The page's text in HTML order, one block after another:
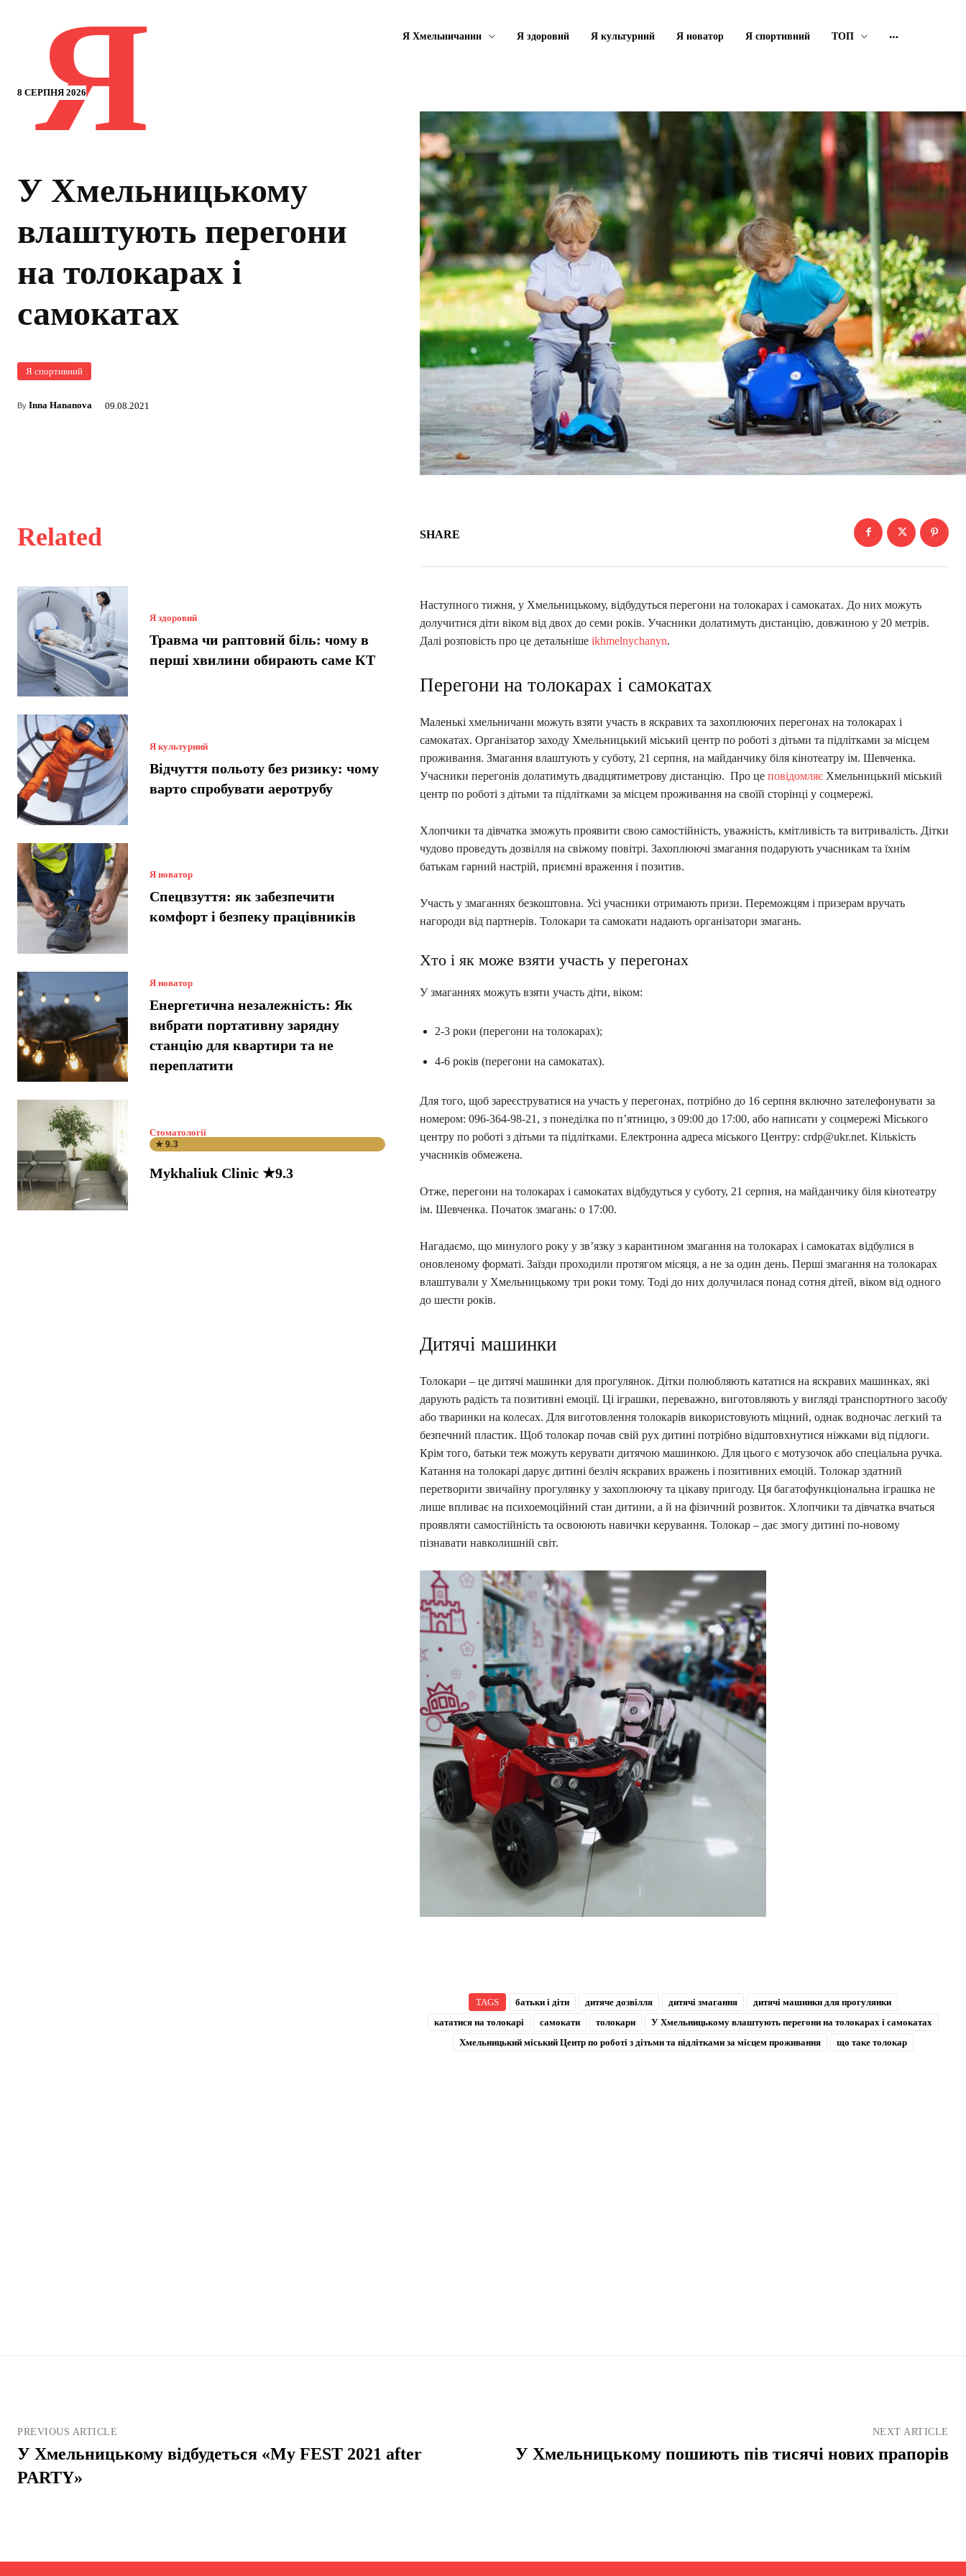
8 СЕРПНЯ 2026
Я Я Хмельничанин Я здоровий Я культурний Я новатор Я спортивний ТОП
У Хмельницькому
влаштують перегони
на толокарах і
самокатах
Я спортивний
By Inna Hananova 09.08.2021
Related
Я здоровий
Травма чи раптовий біль: чому в
перші хвилини обирають саме КТ
Я культурний
Відчуття польоту без ризику: чому
варто спробувати аеротрубу
Я новатор
Спецвзуття: як забезпечити
комфорт і безпеку працівників
Я новатор
Енергетична незалежність: Як
вибрати портативну зарядну
станцію для квартири та не
переплатити
Стоматології
★ 9.3
Mykhaliuk Clinic ★9.3
SHARE
Наступного тижня, у Хмельницькому, відбудуться перегони на толокарах і самокатах. До них можуть
долучитися діти віком від двох до семи років. Учасники долатимуть дистанцію, довжиною у 20 метрів.
Далі розповість про це детальніше ikhmelnychanyn.
Перегони на толокарах і самокатах
Маленькі хмельничани можуть взяти участь в яскравих та захоплюючих перегонах на толокарах і
самокатах. Організатор заходу Хмельницький міський центр по роботі з дітьми та підлітками за місцем
проживання. Змагання влаштують у суботу, 21 серпня, на майданчику біля кінотеатру ім. Шевченка.
Учасники перегонів долатимуть двадцятиметрову дистанцію. Про це повідомляє Хмельницький міський
центр по роботі з дітьми та підлітками за місцем проживання на своїй сторінці у соцмережі.
Хлопчики та дівчатка зможуть проявити свою самостійність, уважність, кмітливість та витривалість. Дітки
чудово проведуть дозвілля на свіжому повітрі. Захоплюючі змагання подарують учасникам та їхнім
батькам гарний настрій, приємні враження і позитив.
Участь у змаганнях безкоштовна. Усі учасники отримають призи. Переможцям і призерам вручать
нагороди від партнерів. Толокари та самокати надають організатори змагань.
Хто і як може взяти участь у перегонах
У змаганнях можуть взяти участь діти, віком:
2-3 роки (перегони на толокарах);
4-6 років (перегони на самокатах).
Для того, щоб зареєструватися на участь у перегонах, потрібно до 16 серпня включно зателефонувати за
номером: 096-364-98-21, з понеділка по п’ятницю, з 09:00 до 17:00, або написати у соцмережі Міського
центру по роботі з дітьми та підлітками. Електронна адреса міського Центру: crdp@ukr.net. Кількість
учасників обмежена.
Отже, перегони на толокарах і самокатах відбудуться у суботу, 21 серпня, на майданчику біля кінотеатру
ім. Шевченка. Початок змагань: о 17:00.
Нагадаємо, що минулого року у зв’язку з карантином змагання на толокарах і самокатах відбулися в
оновленому форматі. Заїзди проходили протягом місяця, а не за один день. Перші змагання на толокарах
влаштували у Хмельницькому три роки тому. Тоді до них долучилася понад сотня дітей, віком від одного
до шести років.
Дитячі машинки
Толокари – це дитячі машинки для прогулянок. Дітки полюбляють кататися на яскравих машинках, які
дарують радість та позитивні емоції. Ці іграшки, переважно, виготовляють у вигляді транспортного засобу
або тваринки на колесах. Для виготовлення толокарів використовують міцний, однак водночас легкий та
безпечний пластик. Щоб толокар почав свій рух дитині потрібно відштовхнутися ніжками від підлоги.
Крім того, батьки теж можуть керувати дитячою машинкою. Для цього є мотузочок або спеціальна ручка.
Катання на толокарі дарує дитині безліч яскравих вражень і позитивних емоцій. Толокар здатний
перетворити звичайну прогулянку у захоплюючу та цікаву пригоду. Ця багатофункціональна іграшка не
лише впливає на психоемоційний стан дитини, а й на фізичний розвиток. Хлопчики та дівчатка вчаться
проявляти самостійність та освоюють навички керування. Толокар – дає змогу дитині по-новому
пізнавати навколишній світ.
TAGS батьки і діти дитяче дозвілля дитячі змагання
дитячі машинки для прогулянки
кататися на толокарі
самокати толокари
У Хмельницькому влаштують перегони на толокарах і самокатах
Хмельницький міський Центр по роботі з дітьми та підлітками за місцем проживання
що таке толокар
PREVIOUS ARTICLE
У Хмельницькому відбудеться «My FEST 2021 after
PARTY»
NEXT ARTICLE
У Хмельницькому пошиють пів тисячі нових прапорів